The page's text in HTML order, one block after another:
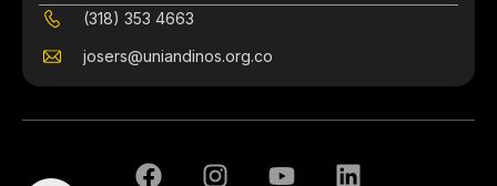
(318) 353 4663
josers@uniandinos.org.co